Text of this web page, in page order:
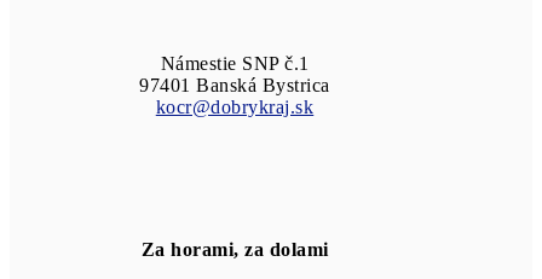
Námestie SNP č.1
97401 Banská Bystrica
kocr@dobrykraj.sk
Za horami, za dolami